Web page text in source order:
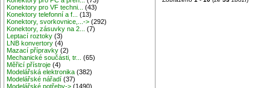
Konektory pro VF techni...
(43)
Konektory telefonní a f...
(13)
Konektory, svorkovnice,...-> (292)
Konektory, zásuvky na 2...
(7)
Leptací roztoky (3)
LNB konvertory (4)
Mazací přípravky (2)
Mechanické součásti, tr...
(65)
Měřicí přístroje (4)
Modelářská elektronika (382)
Modelářské nářadí (37)
Modelářské potřeby-> (1490)